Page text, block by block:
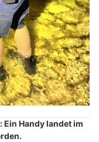
Handy landet im